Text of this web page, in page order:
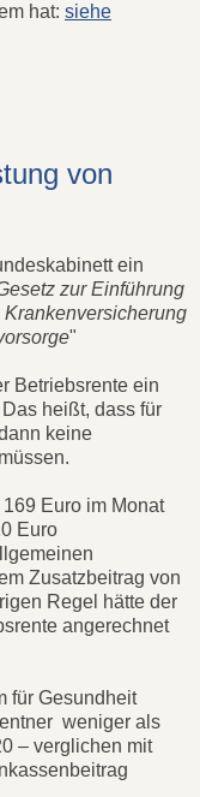
hat: siehe
von
ein
zur Einführung
"
Betriebsrente ein
heißt, dass für
keine
Euro im Monat
Euro
Zusatzbeitrag von
Regel hätte der
angerechnet
für Gesundheit
weniger als
– verglichen mit